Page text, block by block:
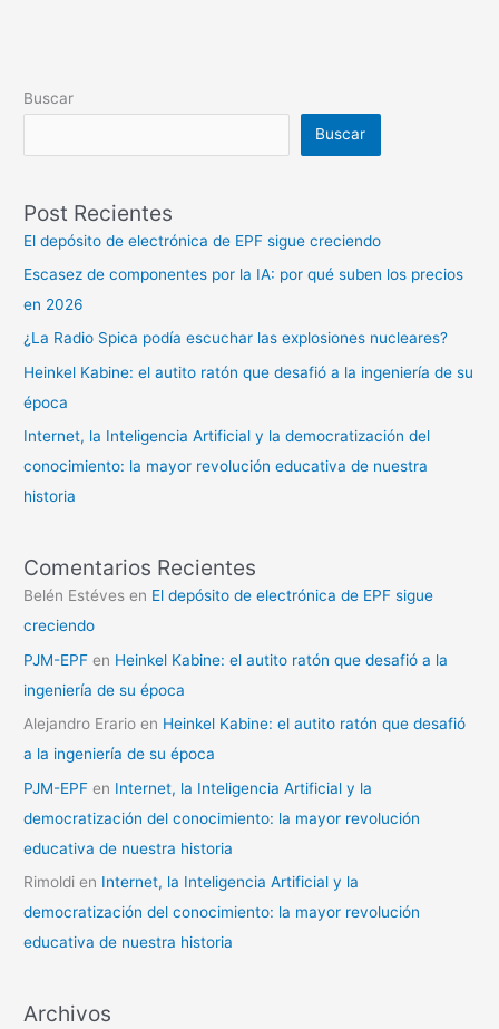
Buscar
Buscar
Post Recientes
El depósito de electrónica de EPF sigue creciendo
Escasez de componentes por la IA: por qué suben los precios
en 2026
¿La Radio Spica podía escuchar las explosiones nucleares?
Heinkel Kabine: el autito ratón que desafió a la ingeniería de su
época
Internet, la Inteligencia Artificial y la democratización del
conocimiento: la mayor revolución educativa de nuestra
historia
Comentarios Recientes
Belén Estéves en El depósito de electrónica de EPF sigue
creciendo
PJM-EPF en Heinkel Kabine: el autito ratón que desafió a la
ingeniería de su época
Alejandro Erario en Heinkel Kabine: el autito ratón que desafió
a la ingeniería de su época
PJM-EPF en Internet, la Inteligencia Artificial y la
democratización del conocimiento: la mayor revolución
educativa de nuestra historia
Rimoldi en Internet, la Inteligencia Artificial y la
democratización del conocimiento: la mayor revolución
educativa de nuestra historia
Archivos